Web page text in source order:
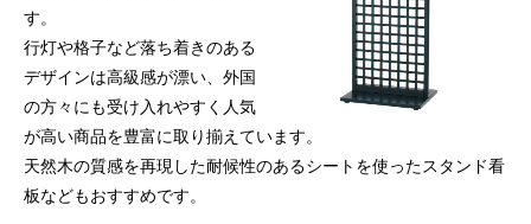
す。
行灯や格子など落ち着きのある
デザインは高級感が漂い、外国
の方々にも受け入れやすく人気
が高い商品を豊富に取り揃えています。
天然木の質感を再現した耐候性のあるシートを使ったスタンド看
板などもおすすめです。